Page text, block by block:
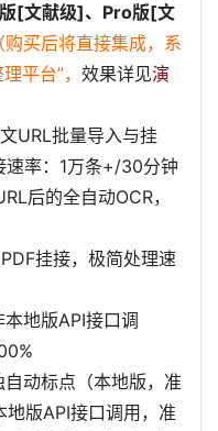
[文献级]、Pro版[文
（购买后将直接集成，系
平台”， 效果详见演
URL批量导入与挂
速率：1万条+/30分钟
后的全自动OCR，
挂接，极简处理速
地版API接口调
动标点（本地版，准
版API接口调用，准